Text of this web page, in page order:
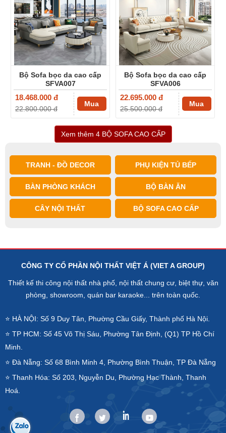
Bộ Sofa bọc da cao cấp
SFVA007
18.468.000 đ
22.800.000 đ
Mua
Bộ Sofa bọc da cao cấp
SFVA006
22.695.000 đ
25.500.000 đ
Mua
Xem thêm 4 BỘ SOFA CAO CẤP
TRANH - ĐỒ DECOR PHỤ KIỆN TỦ BẾP
BÀN PHÒNG KHÁCH BỘ BÀN ĂN
CÂY NỘI THẤT BỘ SOFA CAO CẤP
CÔNG TY CỔ PHẦN NỘI THẤT VIỆT Á (VIET A GROUP)
Thiết kế thi công nội thất nhà phố, nội thất chung cư, biệt thự, văn
phòng, showroom, quán bar karaoke... trên toàn quốc.
⭐ HÀ NỘI: Số 9 Duy Tân, Phường Cầu Giấy, Thành phố Hà Nội.
⭐ TP HCM: Số 45 Võ Thị Sáu, Phường Tân Định, (Q1) TP Hồ Chí
Minh.
⭐ Đà Nẵng: Số 68 Bình Minh 4, Phường Bình Thuận, TP Đà Nẵng
⭐ Thanh Hóa: Số 203, Nguyễn Du, Phường Hạc Thành, Thanh
Hoá.